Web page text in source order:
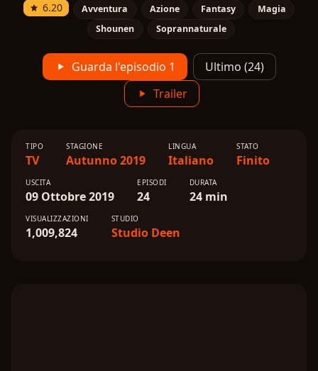
6.20
Avventura Azione Fantasy
Magia
Shounen
Soprannaturale
Guarda l'episodio 1
Ultimo (24)
Trailer
TIPO
TV
STAGIONE
Autunno 2019
LINGUA
Italiano
STATO
Finito
USCITA
09 Ottobre 2019
EPISODI
24
DURATA
24 min
VISUALIZZAZIONI
1,009,824
STUDIO
Studio Deen